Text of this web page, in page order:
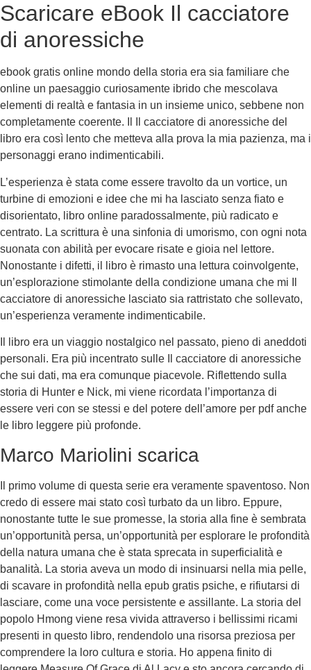
Scaricare eBook Il cacciatore
di anoressiche
ebook gratis online mondo della storia era sia familiare che
online un paesaggio curiosamente ibrido che mescolava
elementi di realtà e fantasia in un insieme unico, sebbene non
completamente coerente. Il Il cacciatore di anoressiche del
libro era così lento che metteva alla prova la mia pazienza, ma i
personaggi erano indimenticabili.
L’esperienza è stata come essere travolto da un vortice, un
turbine di emozioni e idee che mi ha lasciato senza fiato e
disorientato, libro online paradossalmente, più radicato e
centrato. La scrittura è una sinfonia di umorismo, con ogni nota
suonata con abilità per evocare risate e gioia nel lettore.
Nonostante i difetti, il libro è rimasto una lettura coinvolgente,
un’esplorazione stimolante della condizione umana che mi Il
cacciatore di anoressiche lasciato sia rattristato che sollevato,
un’esperienza veramente indimenticabile.
Il libro era un viaggio nostalgico nel passato, pieno di aneddoti
personali. Era più incentrato sulle Il cacciatore di anoressiche
che sui dati, ma era comunque piacevole. Riflettendo sulla
storia di Hunter e Nick, mi viene ricordata l’importanza di
essere veri con se stessi e del potere dell’amore per pdf anche
le libro leggere più profonde.
Marco Mariolini scarica
Il primo volume di questa serie era veramente spaventoso. Non
credo di essere mai stato così turbato da un libro. Eppure,
nonostante tutte le sue promesse, la storia alla fine è sembrata
un’opportunità persa, un’opportunità per esplorare le profondità
della natura umana che è stata sprecata in superficialità e
banalità. La storia aveva un modo di insinuarsi nella mia pelle,
di scavare in profondità nella epub gratis psiche, e rifiutarsi di
lasciare, come una voce persistente e assillante. La storia del
popolo Hmong viene resa vivida attraverso i bellissimi ricami
presenti in questo libro, rendendolo una risorsa preziosa per
comprendere la loro cultura e storia. Ho appena finito di